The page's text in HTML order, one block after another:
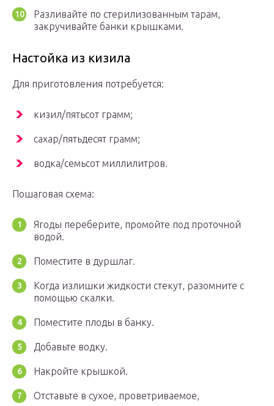
Разливайте по стерилизованным тарам,
закручивайте банки крышками.
Настойка из кизила
Для приготовления потребуется:
кизил/пятьсот грамм;
сахар/пятьдесят грамм;
водка/семьсот миллилитров.
Пошаговая схема:
Ягоды переберите, промойте под проточной
водой.
Поместите в дуршлаг.
Когда излишки жидкости стекут, разомните с
помощью скалки.
Поместите плоды в банку.
Добавьте водку.
Накройте крышкой.
Отставьте в сухое, проветриваемое,